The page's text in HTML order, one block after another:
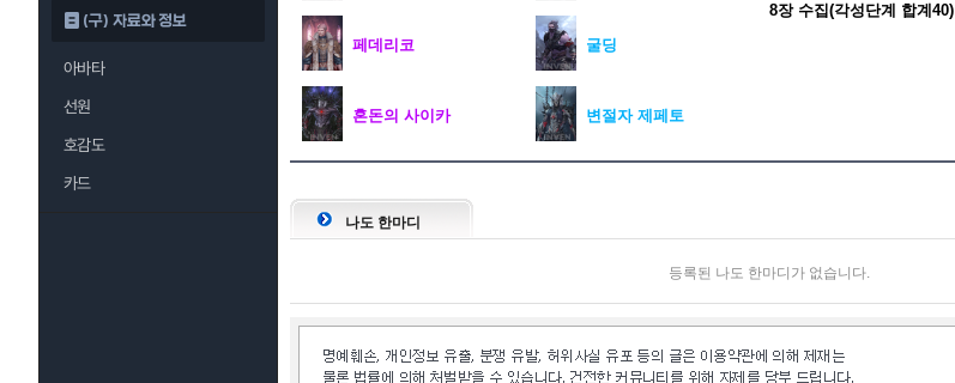
(구) 자료와 정보
아바타
선원
호감도
카드
페데리코 굴딩
혼돈의 사이카 변절자 제페토
8장 수집(각성단계 합계40)
나도 한마디
등록된 나도 한마디가 없습니다.